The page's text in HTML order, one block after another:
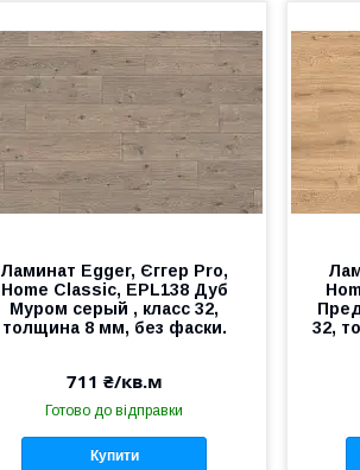
Ламинат Egger, Єггер Pro,
Home Classic, EPL138 Дуб
Муром серый , класс 32,
толщина 8 мм, без фаски.
711 ₴/кв.м
Готово до відправки
Купити
32,